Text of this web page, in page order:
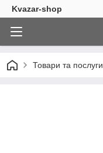
Kvazar-shop
Товари та послуги